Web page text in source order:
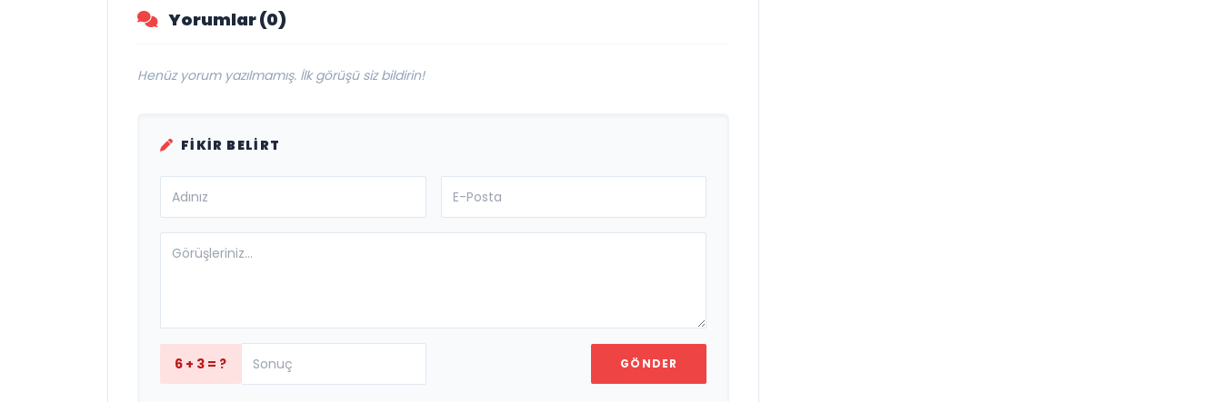
Yorumlar (0)
Henüz yorum yazılmamış. İlk görüşü siz bildirin!
FIKIR BELIRT
6 + 3 = ? GÖNDER